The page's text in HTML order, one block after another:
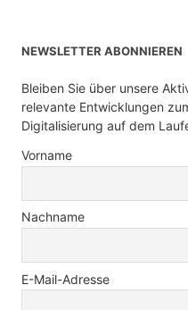
NEWSLETTER ABONNIEREN
Bleiben Sie über unsere
relevante Entwicklungen
Digitalisierung auf dem
Vorname
Nachname
E-Mail-Adresse